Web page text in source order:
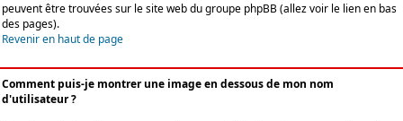
peuvent être trouvées sur le site web du groupe phpBB (allez voir le lien en bas
des pages).
Revenir en haut de page
Comment puis-je montrer une image en dessous de mon nom
d'utilisateur ?